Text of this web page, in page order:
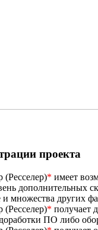
проекта
(Ресселер)* имеет
дополнительных
множества других
(Ресселер)* получает
ПО либо